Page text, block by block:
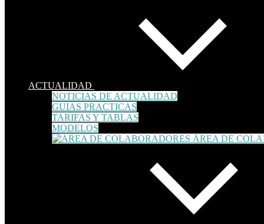
ACTUALIDAD
NOTICIAS DE ACTUALIDAD
GUIAS PRACTICAS
TARIFAS Y TABLAS
MODELOS
ÁREA DE